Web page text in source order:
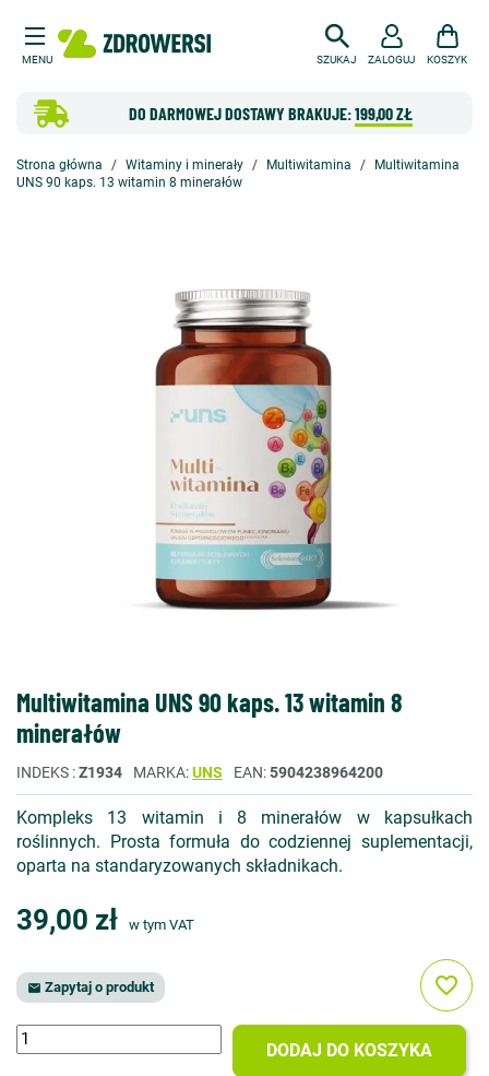
MENU SZUKAJ
DO DARMOWEJ DOSTAWY BRAKUJE:199,00 ZŁ
ZALOGUJ KOSZYK
Strona główna Witaminy i minerały Multiwitamina
Multiwitamina
UNS 90 kaps. 13 witamin 8 minerałów
Multiwitamina UNS 90 kaps. 13 witamin 8
minerałów
INDEKS Z1934 MARKA UNS EAN 5904238964200
Kompleks 13 witamin i 8 minerałów w kapsułkach
roślinnych. Prosta formuła do codziennej suplementacji,
oparta na standaryzowanych składnikach.
39,00 zł w tym VAT
 Zapytaj o produkt
DODAJ DO KOSZYKA
favorite_border